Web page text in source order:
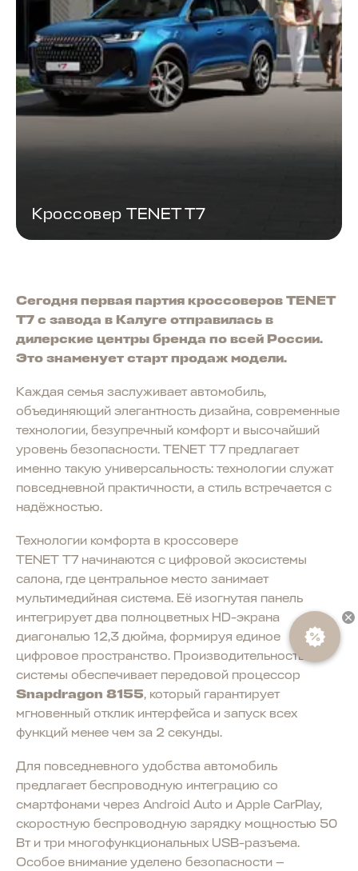
Кроссовер TENET T7
Сегодня первая партия кроссоверов TENET
T7 с завода в Калуге отправилась в
дилерские центры бренда по всей России.
Это знаменует старт продаж модели.
Каждая семья заслуживает автомобиль,
объединяющий элегантность дизайна, современные
технологии, безупречный комфорт и высочайший
уровень безопасности. TENET T7 предлагает
именно такую универсальность: технологии служат
повседневной практичности, а стиль встречается с
надёжностью.
Технологии комфорта в кроссовере
TENET T7 начинаются с цифровой экосистемы
салона, где центральное место занимает
мультимедийная система. Её изогнутая панель
интегрирует два полноцветных HD-экрана
диагональю 12,3 дюйма, формируя единое
цифровое пространство. Производительность
системы обеспечивает передовой процессор
Snapdragon 8155, который гарантирует
мгновенный отклик интерфейса и запуск всех
функций менее чем за 2 секунды.
Для повседневного удобства автомобиль
предлагает беспроводную интеграцию со
смартфонами через Android Auto и Apple CarPlay,
скоростную беспроводную зарядку мощностью 50
Вт и три многофункциональных USB-разъема.
Особое внимание уделено безопасности —